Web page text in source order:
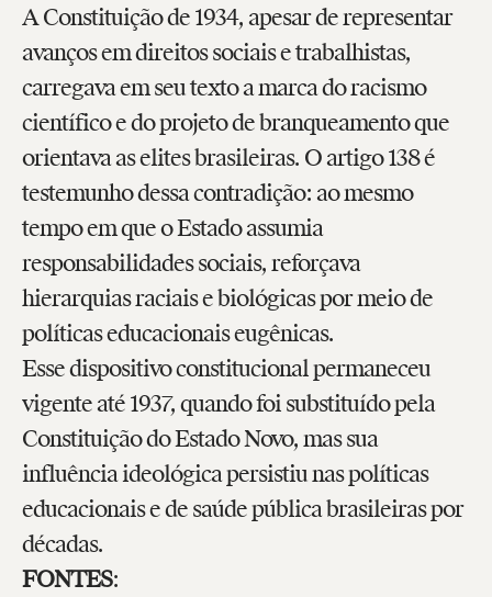
A Constituição de 1934, apesar de representar
avanços em direitos sociais e trabalhistas,
carregava em seu texto a marca do racismo
científico e do projeto de branqueamento que
orientava as elites brasileiras. O artigo 138 é
testemunho dessa contradição: ao mesmo
tempo em que o Estado assumia
responsabilidades sociais, reforçava
hierarquias raciais e biológicas por meio de
políticas educacionais eugênicas.
Esse dispositivo constitucional permaneceu
vigente até 1937, quando foi substituído pela
Constituição do Estado Novo, mas sua
influência ideológica persistiu nas políticas
educacionais e de saúde pública brasileiras por
décadas.
FONTES: